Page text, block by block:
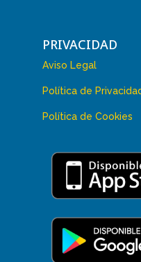
PRIVACIDAD
Aviso Legal
Política de
Política de Cookies